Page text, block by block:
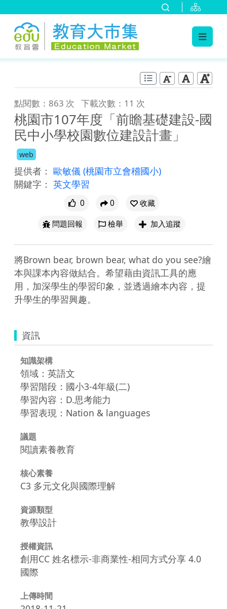
點閱數：863 次 下載次數：11 次
桃園市107年度「前瞻基礎建設-國
民中小學校園數位建設計畫」
web
提供者： 歐敏儀 (桃園市立會稽國小)
關鍵字： 英文學習
0 0
收藏
問題回報
檢舉 加入追蹤
將Brown bear, brown bear, what do you see?繪
本與課本內容做結合。希望藉由資訊工具的應
用，加深學生的學習印象，並透過繪本內容，提
升學生的學習興趣。
資訊
知識架構
領域：英語文
學習階段：國小3-4年級(二)
學習內容：D.思考能力
學習表現：Nation & languages
議題
閱讀素養教育
核心素養
C3 多元文化與國際理解
資源類型
教學設計
授權資訊
創用CC 姓名標示-非商業性-相同方式分享 4.0
國際
上傳時間